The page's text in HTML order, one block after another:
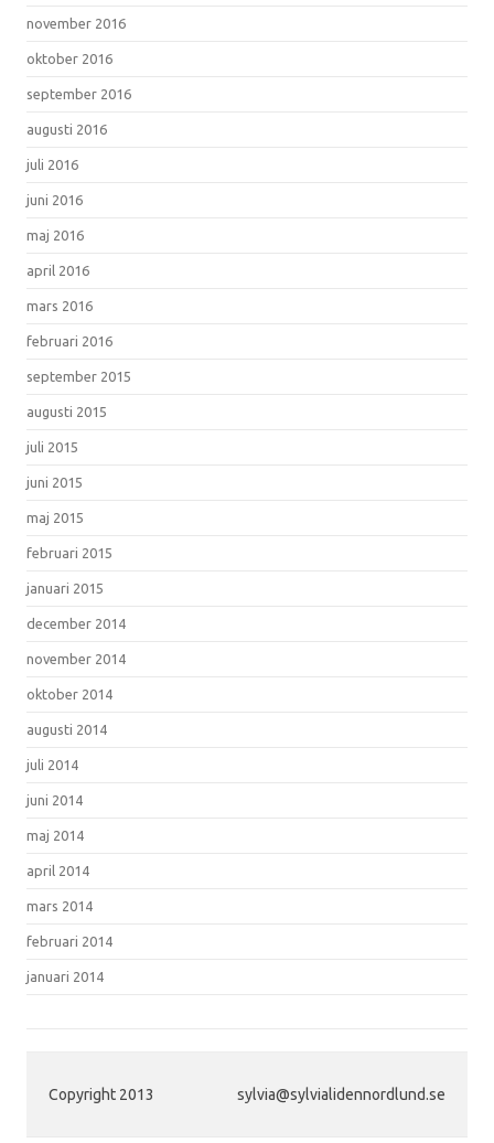
november 2016
oktober 2016
september 2016
augusti 2016
juli 2016
juni 2016
maj 2016
april 2016
mars 2016
februari 2016
september 2015
augusti 2015
juli 2015
juni 2015
maj 2015
februari 2015
januari 2015
december 2014
november 2014
oktober 2014
augusti 2014
juli 2014
juni 2014
maj 2014
april 2014
mars 2014
februari 2014
januari 2014
Copyright 2013 sylvia@sylvialidennordlund.se